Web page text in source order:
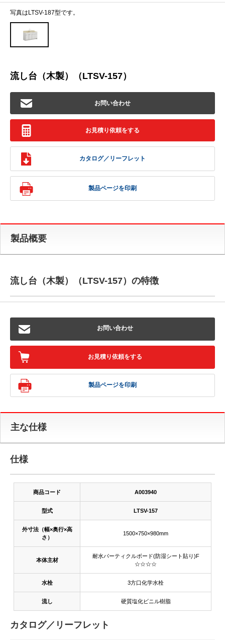
写真はLTSV-187型です。
流し台（木製）（LTSV-157）
お問い合わせ
お見積り依頼をする
カタログ／リーフレット
製品ページを印刷
製品概要
流し台（木製）（LTSV-157）の特徴
お問い合わせ
お見積り依頼をする
製品ページを印刷
主な仕様
仕様
商品コード A003940
型式 LTSV-157
外寸法（幅×奥行×高
さ）
1500×750×980mm
本体主材
耐水パーティクルボード(防湿シート貼り)F
☆☆☆☆
水栓 3方口化学水栓
流し 硬質塩化ビニル樹脂
カタログ／リーフレット